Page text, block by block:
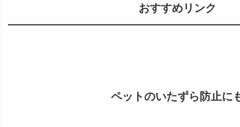
おすすめリンク
ペットのいたずら防止に